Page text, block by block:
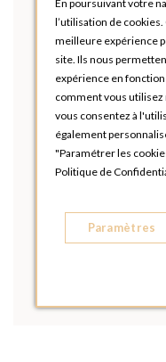
En poursuivant votre
l’utilisation de
meilleure expérience
site. Ils nous
expérience en
comment vous utilisez
vous consentez à
également
"Paramétrer les
Politique de
Paramètres